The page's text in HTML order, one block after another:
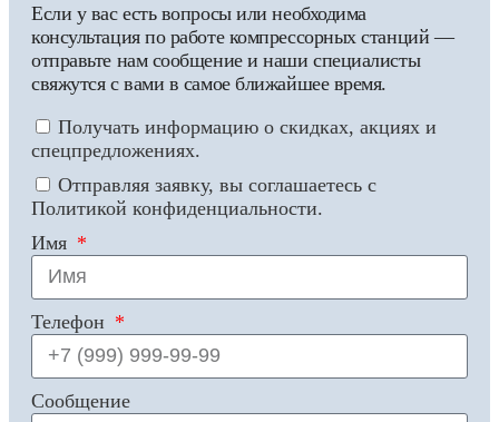
Если у вас есть вопросы или необходима
консультация по работе компрессорных станций —
отправьте нам сообщение и наши специалисты
свяжутся с вами в самое ближайшее время.
Получать информацию о скидках, акциях и
спецпредложениях.
Отправляя заявку, вы соглашаетесь с
Политикой конфиденциальности.
Имя
Телефон
Сообщение